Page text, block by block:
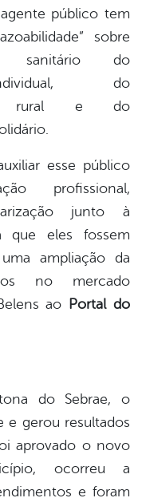
público tem
sobre
sanitário do
do
rural e do
esse público
profissional,
junto à
que eles fossem
ampliação da
no mercado
ao Portal do
do Sebrae, o
e gerou resultados
aprovado o novo
ocorreu a
e foram